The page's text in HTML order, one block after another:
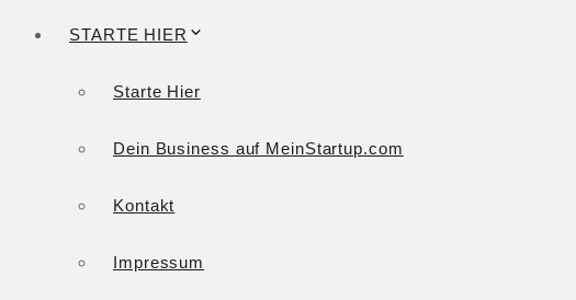
STARTE HIER
Starte Hier
Dein Business auf MeinStartup.com
Kontakt
Impressum